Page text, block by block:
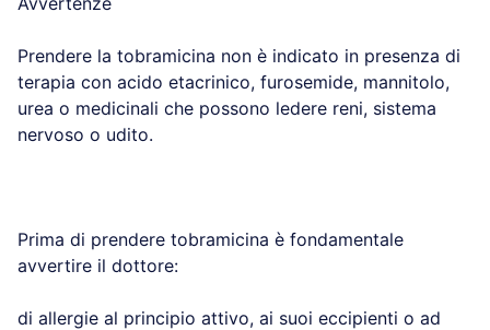
Prendere la tobramicina non è indicato in presenza di
terapia con acido etacrinico, furosemide, mannitolo,
urea o medicinali che possono ledere reni, sistema
nervoso o udito.
Prima di prendere tobramicina è fondamentale
avvertire il dottore:
di allergie al principio attivo, ai suoi eccipienti o ad